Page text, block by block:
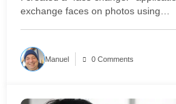
exchange faces on photos using…
Manuel 0 Comments